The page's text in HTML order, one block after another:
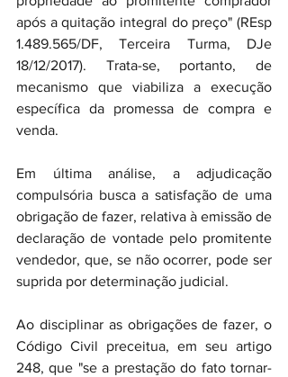
após a quitação integral do preço" (REsp
1.489.565/DF, Terceira Turma, DJe
18/12/2017). Trata-se, portanto, de
mecanismo que viabiliza a execução
específica da promessa de compra e
venda.
Em última análise, a adjudicação
compulsória busca a satisfação de uma
obrigação de fazer, relativa à emissão de
declaração de vontade pelo promitente
vendedor, que, se não ocorrer, pode ser
suprida por determinação judicial.
Ao disciplinar as obrigações de fazer, o
Código Civil preceitua, em seu artigo
248, que "se a prestação do fato tornar-